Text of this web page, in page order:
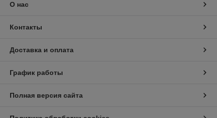
О нас
Контакты
Доставка и оплата
График работы
Полная версия сайта